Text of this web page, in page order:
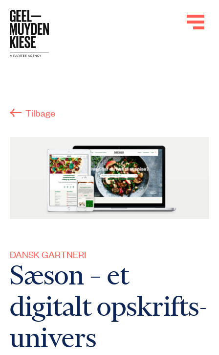
Tilbage
DANSK GARTNERI
Sæson – et
digitalt opskrifts­
univers